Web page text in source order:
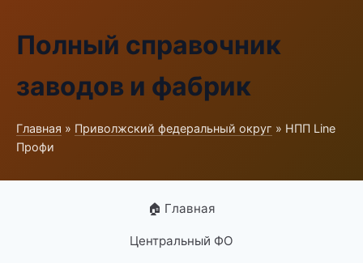
Полный справочник
заводов и фабрик
Главная » Приволжский федеральный округ » НПП Line
Профи
🏠 Главная
Центральный ФО